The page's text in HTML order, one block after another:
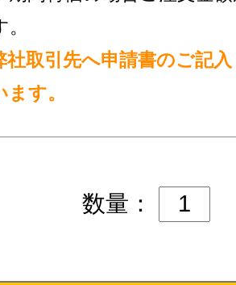
取引先へ申請書のご記
す。
数量：